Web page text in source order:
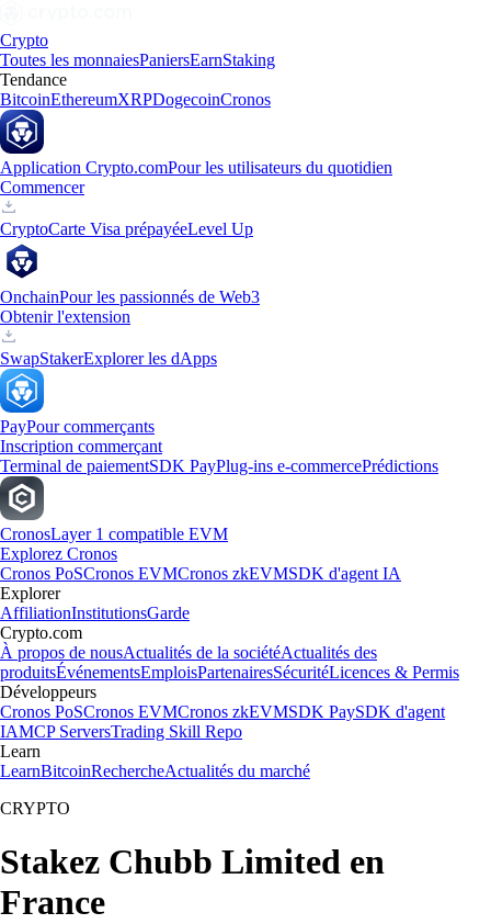
Crypto
Toutes les monnaiesPaniersEarnStaking
Tendance
BitcoinEthereumXRPDogecoinCronos
Application Crypto.comPour les utilisateurs du quotidien
Commencer
CryptoCarte Visa prépayéeLevel Up
OnchainPour les passionnés de Web3
Obtenir l'extension
SwapStakerExplorer les dApps
PayPour commerçants
Inscription commerçant
Terminal de paiementSDK PayPlug-ins e-commercePrédictions
CronosLayer 1 compatible EVM
Explorez Cronos
Cronos PoSCronos EVMCronos zkEVMSDK d'agent IA
Explorer
AffiliationInstitutionsGarde
Crypto.com
À propos de nousActualités de la sociétéActualités des
produitsÉvénementsEmploisPartenairesSécuritéLicences & Permis
Développeurs
Cronos PoSCronos EVMCronos zkEVMSDK PaySDK d'agent
IAMCP ServersTrading Skill Repo
Learn
LearnBitcoinRechercheActualités du marché
CRYPTO
Stakez Chubb Limited en
France